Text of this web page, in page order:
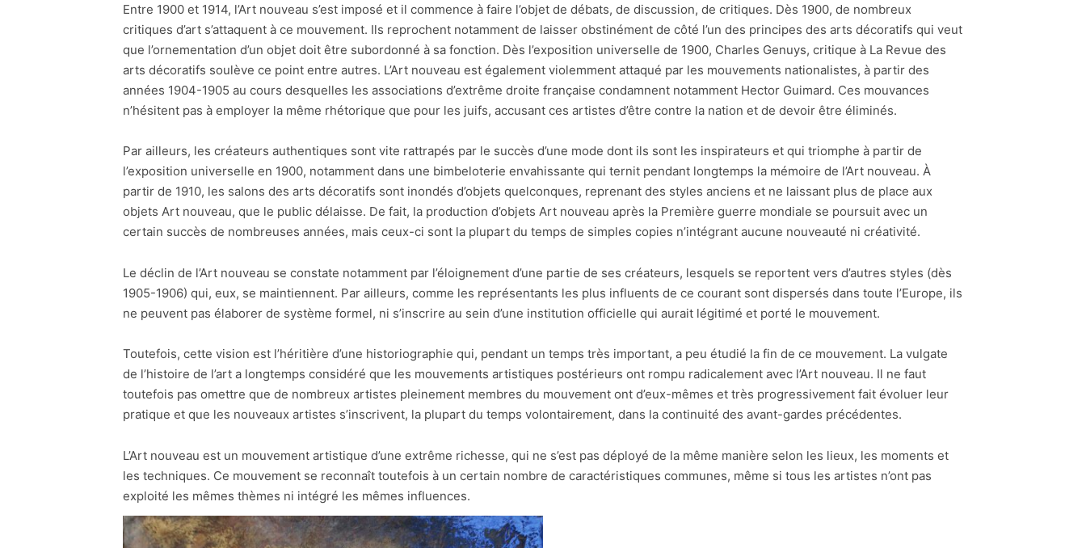
Entre 1900 et 1914, l’Art nouveau s’est imposé et il commence à faire l’objet de débats, de discussion, de critiques. Dès 1900, de nombreux
critiques d’art s’attaquent à ce mouvement. Ils reprochent notamment de laisser obstinément de côté l’un des principes des arts décoratifs qui veut
que l’ornementation d’un objet doit être subordonné à sa fonction. Dès l’exposition universelle de 1900, Charles Genuys, critique à La Revue des
arts décoratifs soulève ce point entre autres. L’Art nouveau est également violemment attaqué par les mouvements nationalistes, à partir des
années 1904-1905 au cours desquelles les associations d’extrême droite française condamnent notamment Hector Guimard. Ces mouvances
n’hésitent pas à employer la même rhétorique que pour les juifs, accusant ces artistes d’être contre la nation et de devoir être éliminés.
Par ailleurs, les créateurs authentiques sont vite rattrapés par le succès d’une mode dont ils sont les inspirateurs et qui triomphe à partir de
l’exposition universelle en 1900, notamment dans une bimbeloterie envahissante qui ternit pendant longtemps la mémoire de l’Art nouveau. À
partir de 1910, les salons des arts décoratifs sont inondés d’objets quelconques, reprenant des styles anciens et ne laissant plus de place aux
objets Art nouveau, que le public délaisse. De fait, la production d’objets Art nouveau après la Première guerre mondiale se poursuit avec un
certain succès de nombreuses années, mais ceux-ci sont la plupart du temps de simples copies n’intégrant aucune nouveauté ni créativité.
Le déclin de l’Art nouveau se constate notamment par l’éloignement d’une partie de ses créateurs, lesquels se reportent vers d’autres styles (dès
1905-1906) qui, eux, se maintiennent. Par ailleurs, comme les représentants les plus influents de ce courant sont dispersés dans toute l’Europe, ils
ne peuvent pas élaborer de système formel, ni s’inscrire au sein d’une institution officielle qui aurait légitimé et porté le mouvement.
Toutefois, cette vision est l’héritière d’une historiographie qui, pendant un temps très important, a peu étudié la fin de ce mouvement. La vulgate
de l’histoire de l’art a longtemps considéré que les mouvements artistiques postérieurs ont rompu radicalement avec l’Art nouveau. Il ne faut
toutefois pas omettre que de nombreux artistes pleinement membres du mouvement ont d’eux-mêmes et très progressivement fait évoluer leur
pratique et que les nouveaux artistes s’inscrivent, la plupart du temps volontairement, dans la continuité des avant-gardes précédentes.
L’Art nouveau est un mouvement artistique d’une extrême richesse, qui ne s’est pas déployé de la même manière selon les lieux, les moments et
les techniques. Ce mouvement se reconnaît toutefois à un certain nombre de caractéristiques communes, même si tous les artistes n’ont pas
exploité les mêmes thèmes ni intégré les mêmes influences.